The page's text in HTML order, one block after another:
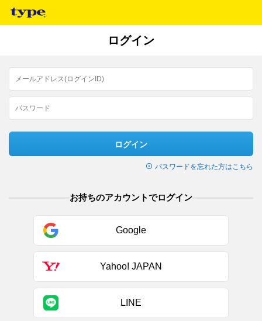
ログイン
ログイン
パスワードを忘れた方はこちら
お持ちのアカウントでログイン
Google
Yahoo! JAPAN
LINE